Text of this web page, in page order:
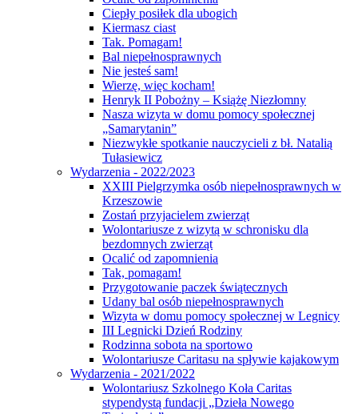
Ciepły posiłek dla ubogich
Kiermasz ciast
Tak. Pomagam!
Bal niepełnosprawnych
Nie jesteś sam!
Wierzę, więc kocham!
Henryk II Pobożny – Książę Niezłomny
Nasza wizyta w domu pomocy społecznej
„Samarytanin”
Niezwykłe spotkanie nauczycieli z bł. Natalią
Tułasiewicz
Wydarzenia - 2022/2023
XXIII Pielgrzymka osób niepełnosprawnych w
Krzeszowie
Zostań przyjacielem zwierząt
Wolontariusze z wizytą w schronisku dla
bezdomnych zwierząt
Ocalić od zapomnienia
Tak, pomagam!
Przygotowanie paczek świątecznych
Udany bal osób niepełnosprawnych
Wizyta w domu pomocy społecznej w Legnicy
III Legnicki Dzień Rodziny
Rodzinna sobota na sportowo
Wolontariusze Caritasu na spływie kajakowym
Wydarzenia - 2021/2022
Wolontariusz Szkolnego Koła Caritas
stypendystą fundacji „Dzieła Nowego